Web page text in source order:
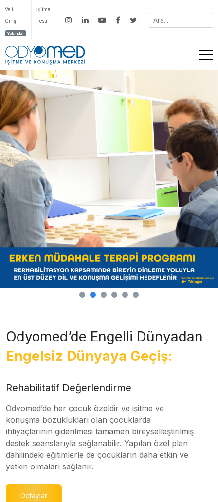
Veli
Girişi
Yakında!
İşitme
Testi
Odyomed’de Engelli Dünyadan
Engelsiz Dünyaya Geçiş:
Rehabilitatif Değerlendirme
Odyomed’de her çocuk özeldir ve işitme ve
konuşma bozuklukları olan çocuklarda
ihtiyaçlarının giderilmesi tamamen bireyselleştirilmiş
destek seanslarıyla sağlanabilir. Yapılan özel plan
dahilindeki eğitimlerle de çocukların daha etkin ve
yetkin olmaları sağlanır.
Detaylar